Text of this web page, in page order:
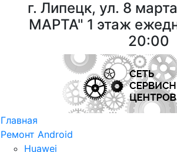
г. Липецк, ул. 8
МАРТА" 1 этаж
20:00
Главная
Ремонт Android
Huawei